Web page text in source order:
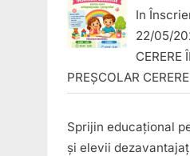
In
22/05/
CERERE
PREȘCOLAR
Sprijin educațional
și elevii